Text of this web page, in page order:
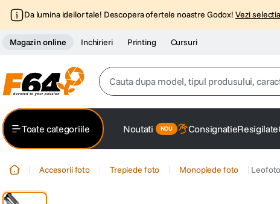
Da lumina ideilor tale! Descopera ofertele noastre Godox! Vezi
Magazin online Inchirieri Printing Cursuri
Cauta dupa model, tipul produsului,
2. trepied
Toate categoriile Noutati ConsignatieResigilate
Accesorii foto Trepiede foto Monopiede foto